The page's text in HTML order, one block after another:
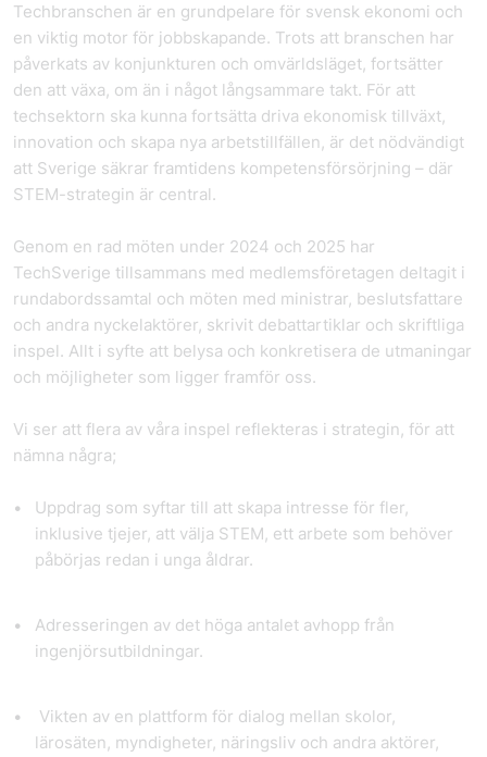
Techbranschen är en grundpelare för svensk ekonomi och
en viktig motor för jobbskapande. Trots att branschen har
påverkats av konjunkturen och omvärldsläget, fortsätter
den att växa, om än i något långsammare takt. För att
techsektorn ska kunna fortsätta driva ekonomisk tillväxt,
innovation och skapa nya arbetstillfällen, är det nödvändigt
att Sverige säkrar framtidens kompetensförsörjning – där
STEM-strategin är central.
Genom en rad möten under 2024 och 2025 har
TechSverige tillsammans med medlemsföretagen deltagit i
rundabordssamtal och möten med ministrar, beslutsfattare
och andra nyckelaktörer, skrivit debattartiklar och skriftliga
inspel. Allt i syfte att belysa och konkretisera de utmaningar
och möjligheter som ligger framför oss.
Vi ser att flera av våra inspel reflekteras i strategin, för att
nämna några;
Uppdrag som syftar till att skapa intresse för fler,
inklusive tjejer, att välja STEM, ett arbete som behöver
påbörjas redan i unga åldrar.
Adresseringen av det höga antalet avhopp från
ingenjörsutbildningar.
Vikten av en plattform för dialog mellan skolor,
lärosäten, myndigheter, näringsliv och andra aktörer,